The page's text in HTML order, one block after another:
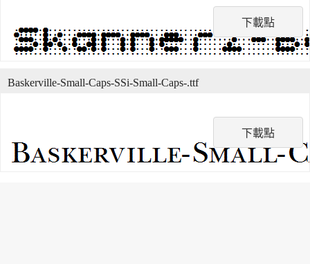
下載點
下載點
Baskerville-Small-Caps-SSi-Small-Caps-.ttf